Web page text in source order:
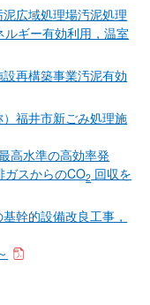
広域処理場汚泥処理
ギー有効利用，温室
再構築事業汚泥有効
福井市新ごみ処理施
高水準の高効率発
ガスからのCO2 回収を
幹的設備改良工事，